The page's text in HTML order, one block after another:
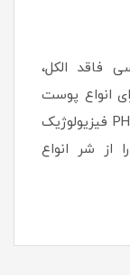
فاقد الکل،
انواع پوست
صورت از آن استفاده کرد. این ژل براش PH فیزیولوژیک
از شر انواع